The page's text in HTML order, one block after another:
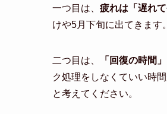
一つ目は、 疲れは「遅れ
けや5月下旬に出てきます
二つ目は、 「回復の時間
ク処理をしなくていい時
と考えてください。